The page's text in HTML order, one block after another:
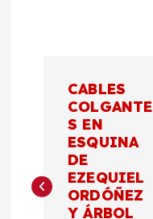
e
CABLES
COLGANTE
S EN
ESQUINA
DE
EZEQUIEL
ORDÓÑEZ
Y ÁRBOL